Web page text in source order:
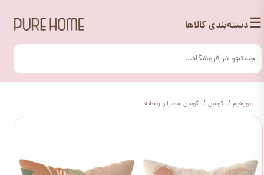
☰دسته‌بندی کالاها
پیورهوم کوسن کوسن سمیرا و ریحانه